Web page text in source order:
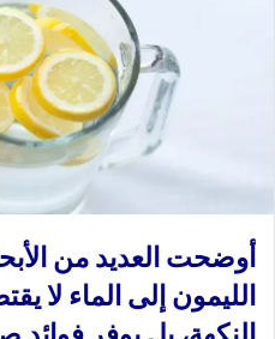
إ
ل
ك
ت
ر
و
ي
ا
أوضحت العديد من
الليمون إلى الماء